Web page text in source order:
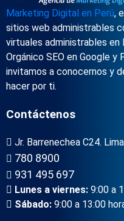
Marketing Digital en Perú,
sitios web administrables
virtuales administrables en
Orgánico SEO en Google y
invitamos a conocernos y
hacer por ti.
Contáctenos
Jr. Barrenechea C24.
780 8900
931 495 697
Lunes a viernes: 9:00 a
Sábado: 9:00 a 13:00